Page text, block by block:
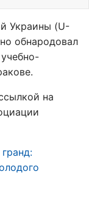
Украины (U-
обнародовал
на